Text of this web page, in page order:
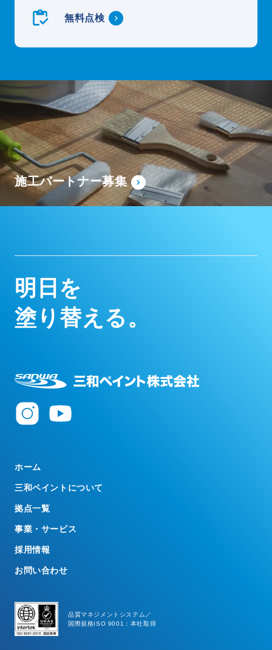
無料点検
施工パートナー募集
明 日 を
塗り替え る。
ホーム
三和ペイントについて
拠点一覧
事業・サービス
採用情報
お問い合わせ
品質マネジメントシステム／
国際規格ISO 9001：本社取得